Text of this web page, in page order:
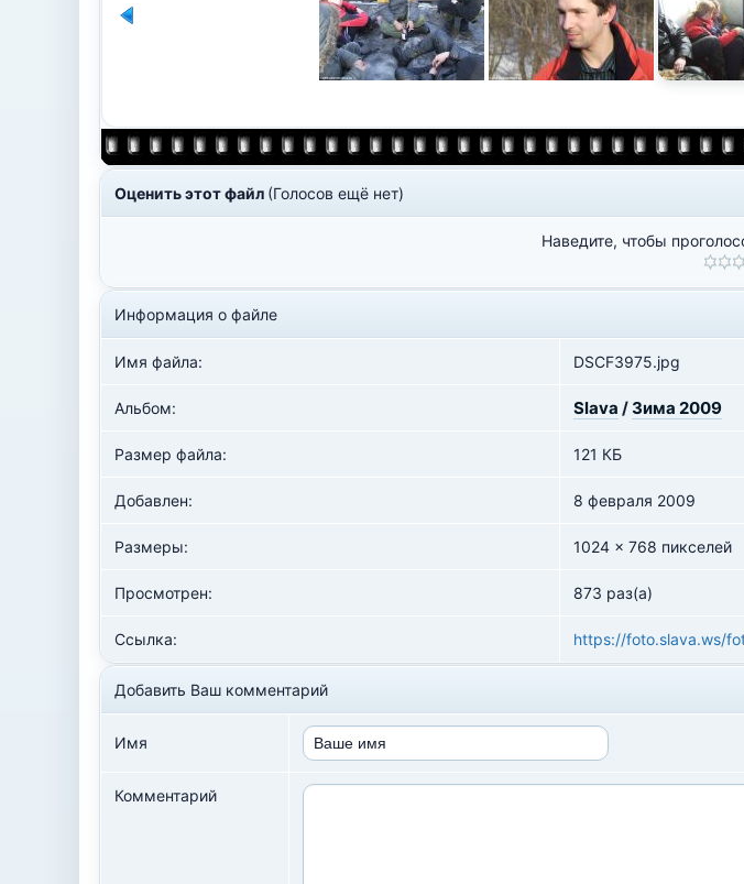
Оценить этот файл (Голосов ещё нет)
Наведите, чтобы
Информация о файле
Имя файла: DSCF3975.jpg
Альбом: Slava / Зима 2009
Размер файла: 121 КБ
Добавлен: 8 февраля 2009
Размеры: 1024 x 768 пикселей
Просмотрен: 873 раз(а)
Ссылка: https://foto.slava.ws/
Добавить Ваш комментарий
Имя
Комментарий